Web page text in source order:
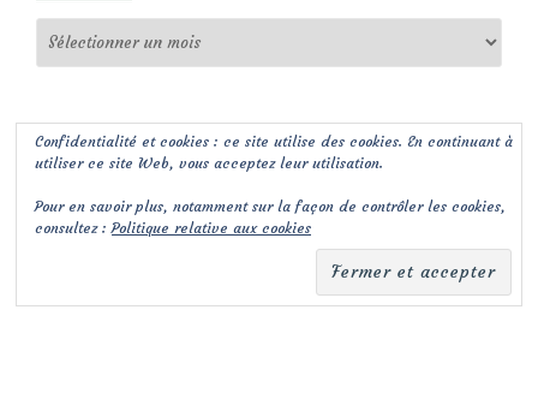
Confidentialité et cookies : ce site utilise des cookies. En continuant à
utiliser ce site Web, vous acceptez leur utilisation.
Pour en savoir plus, notamment sur la façon de contrôler les cookies,
consultez :Politique relative aux cookies